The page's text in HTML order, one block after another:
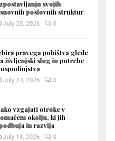
svojih
poslovnih struktur
July 25, 2026 0
pravega pohištva glede
življenjski slog in potrebe
July 24, 2026 0
vzgajati otroke v
okolju, ki jih
in razvija
July 13, 2026 0